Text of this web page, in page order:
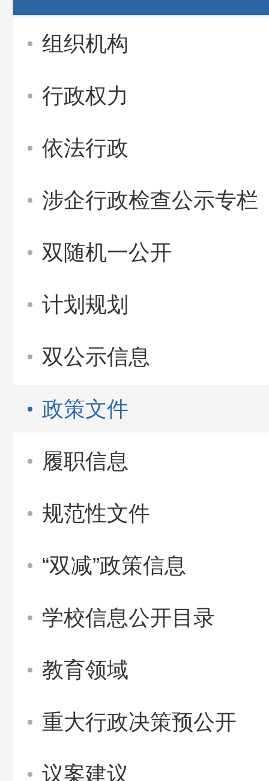
组织机构
行政权力
依法行政
涉企行政检查公示专栏
双随机一公开
计划规划
双公示信息
政策文件
履职信息
规范性文件
“双减”政策信息
学校信息公开目录
教育领域
重大行政决策预公开
议案建议